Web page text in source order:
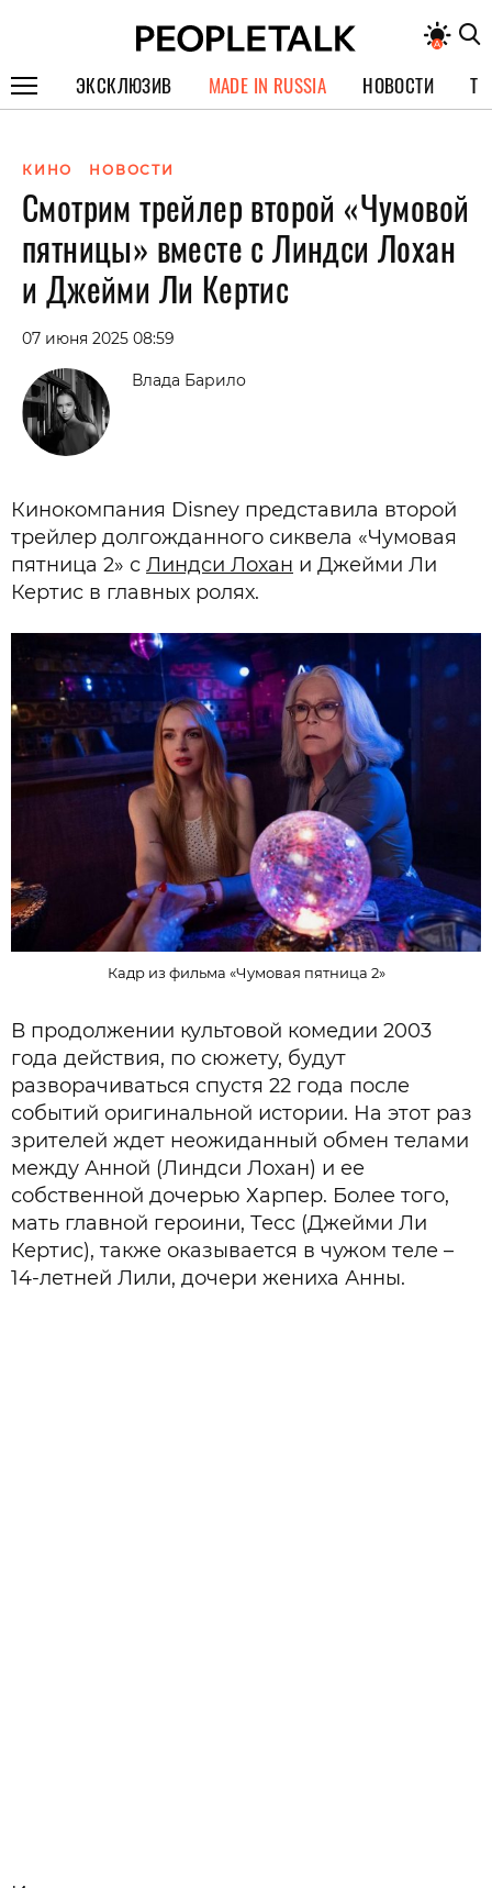
ЭКСКЛЮЗИВ
СПЕЦПРОЕКТЫ
ИНТЕРВЬЮ
ПОКОЛЕНИЕ
MADE IN RUSSIA НОВОСТИ
КИНО НОВОСТИ
Смотрим трейлер второй «Чумовой
пятницы» вместе с Линдси Лохан
и Джейми Ли Кертис
07 июня 2025 08:59
Влада Барило
Кинокомпания Disney представила второй
трейлер долгожданного сиквела «Чумовая
пятница 2» с Линдси Лохан и Джейми Ли
Кертис в главных ролях.
Кадр из фильма «Чумовая пятница 2»
В продолжении культовой комедии 2003
года действия, по сюжету, будут
разворачиваться спустя 22 года после
событий оригинальной истории. На этот раз
зрителей ждет неожиданный обмен телами
между Анной (Линдси Лохан) и ее
собственной дочерью Харпер. Более того,
мать главной героини, Тесс (Джейми Ли
Кертис), также оказывается в чужом теле –
14-летней Лили, дочери жениха Анны.